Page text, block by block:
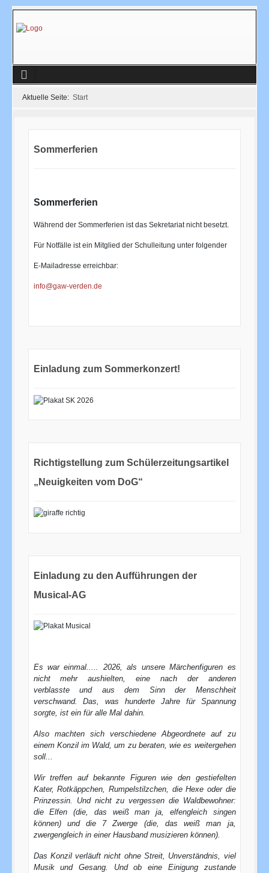
Aktuelle Seite: Start
Sommerferien
Sommerferien
Während der Sommerferien ist das Sekretariat nicht besetzt.
Für Notfälle ist ein Mitglied der Schulleitung unter folgender
E-Mailadresse erreichbar:
info@gaw-verden.de
Einladung zum Sommerkonzert!
Richtigstellung zum Schülerzeitungsartikel
„Neuigkeiten vom DoG“
Einladung zu den Aufführungen der
Musical-AG
Es war einmal..... 2026, als unsere Märchenfiguren es
nicht mehr aushielten, eine nach der anderen
verblasste
und aus dem Sinn der Menschheit
verschwand.Das, was hunderte Jahre für Spannung
sorgte, ist ein für alle Mal dahin.
Also machten sich verschiedene Abgeordnete auf zu
einem Konzil im Wald, um zu beraten, wie es weitergehen
soll...
Wir treffen auf bekannte Figuren wie den gestiefelten
Kater, Rotkäppchen, Rumpelstilzchen, die Hexe oder die
Prinzessin.
Und nicht zu vergessen die Waldbewohner:
die Elfen (die, das weiß man ja, elfengleich singen
können) und die 7 Zwerge (die, das weiß man ja,
zwergengleich in einer Hausband musizieren können).
Das Konzil verläuft nicht ohne Streit, Unverständnis, viel
Musik und Gesang.
Und ob eine Einigung zustande